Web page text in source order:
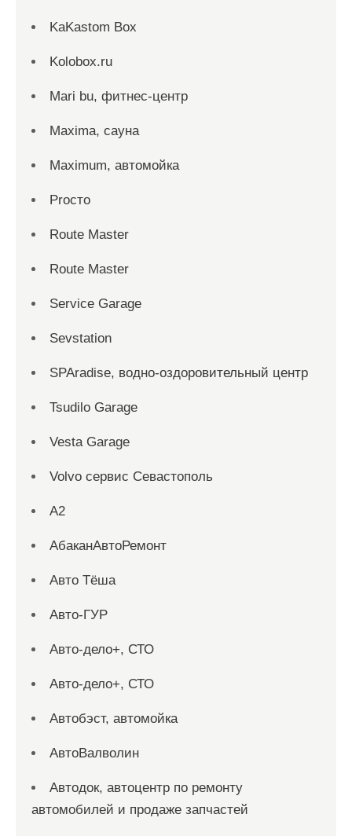
KaKastom Box
Kolobox.ru
Mari bu, фитнес-центр
Maxima, сауна
Maximum, автомойка
Proсто
Route Master
Route Master
Service Garage
Sevstation
SPAradise, водно-оздоровительный центр
Tsudilo Garage
Vesta Garage
Volvo сервис Севастополь
А2
АбаканАвтоРемонт
Авто Тёша
Авто-ГУР
Авто-дело+, СТО
Авто-дело+, СТО
Автобэст, автомойка
АвтоВалволин
Автодок, автоцентр по ремонту
автомобилей и продаже запчастей